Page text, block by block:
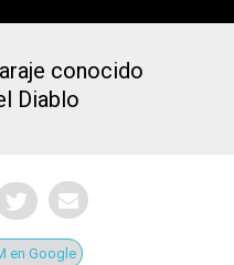
conocido
Diablo
en Google